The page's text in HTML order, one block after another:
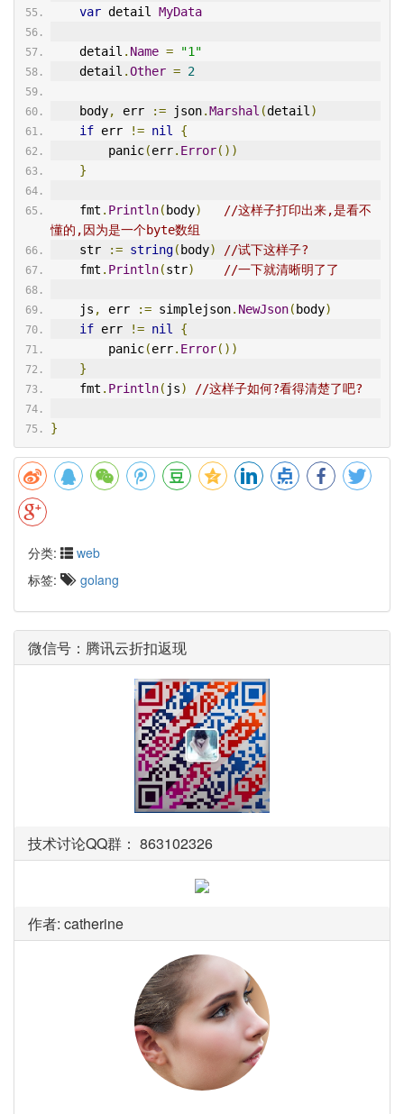
var detail MyData
    detail
. Name =
"1"
    detail
.Other = 2
    body
, err := json.Marshal (detail )
if err != nil
{
        panic
(err. Error())
}
    fmt
. Println( body)
//这样子打印出来,是看不
懂的,因为是一个byte数组
    str
:= string( body)
//试下这样子?
    fmt
. Println(str) //一下就清晰明了了
    js
, err := simplejson. NewJson( body)
if err != nil
{
        panic
(err. Error())
}
    fmt
. Println( js) //这样子如何?看得清楚了吧?
}
分类:
web
标签:
golang
微信号：腾讯云折扣返现
技术讨论QQ群： 863102326
作者: catherine